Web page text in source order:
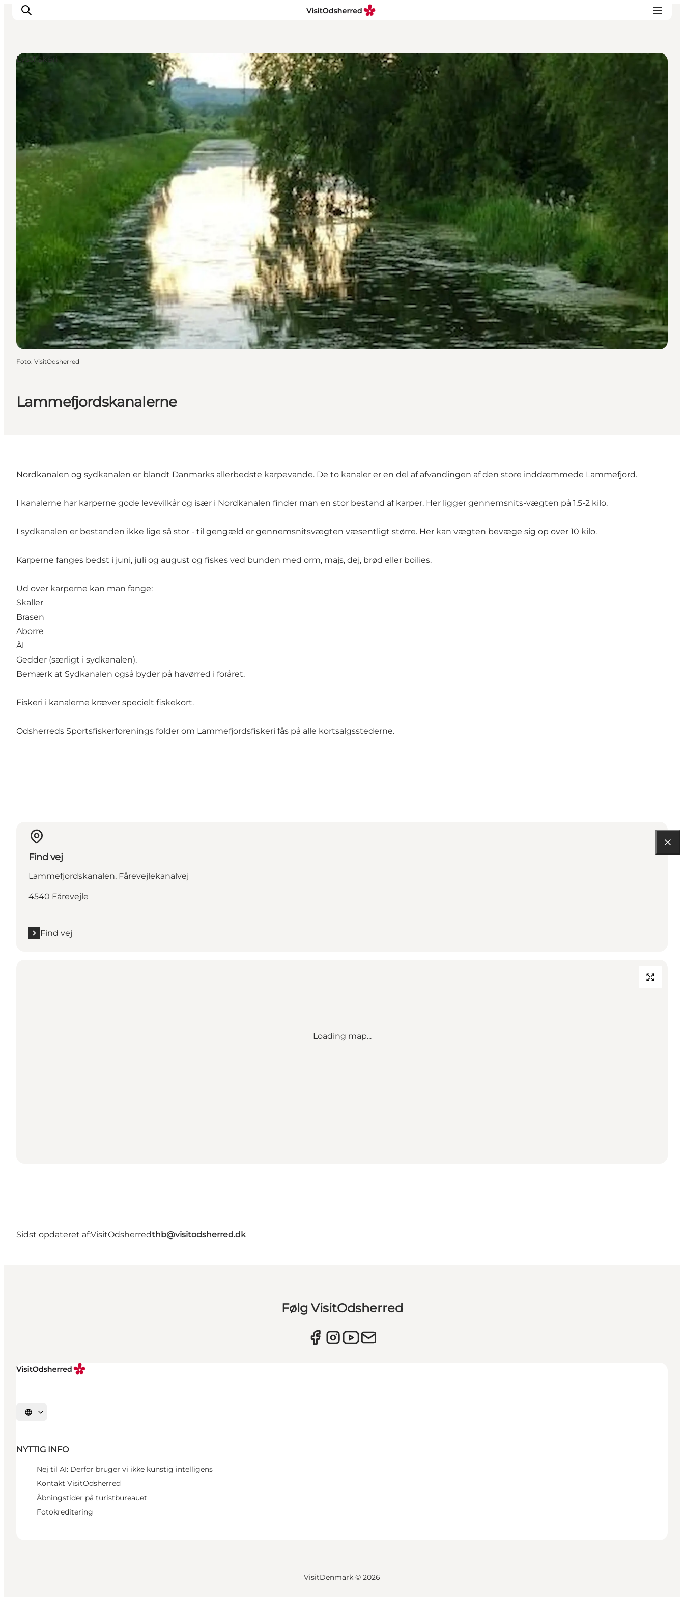
DET SKER
OPLEV
SPIS
OVERNAT
PRAKTISK
NYHEDSBREV
Lammefjordskanalerne
Lystfiskeri
Foto: VisitOdsherred
Nordkanalen og sydkanalen er blandt Danmarks allerbedste karpevande. De to kanaler er en del af afvandingen af den store inddæmmede Lammefjord.
I kanalerne har karperne gode levevilkår og især i Nordkanalen finder man en stor bestand af karper. Her ligger gennemsnits-vægten på 1,5-2 kilo.
I sydkanalen er bestanden ikke lige så stor - til gengæld er gennemsnitsvægten væsentligt større. Her kan vægten bevæge sig op over 10 kilo.
Karperne fanges bedst i juni, juli og august og fiskes ved bunden med orm, majs, dej, brød eller boilies.
Ud over karperne kan man fange:
Skaller
Brasen
Aborre
Ål
Gedder (særligt i sydkanalen).
Bemærk at Sydkanalen også byder på havørred i foråret.
Fiskeri i kanalerne kræver specielt fiskekort.
Odsherreds Sportsfiskerforenings folder om Lammefjordsfiskeri fås på alle kortsalgsstederne.
Find vej
Lammefjordskanalen, Fårevejlekanalvej
4540 Fårevejle
Find vej
Loading map...
Sidst opdateret af:VisitOdsherredthb@visitodsherred.dk
Følg VisitOdsherred
Vælg sprog
NYTTIG INFO
Nej til AI: Derfor bruger vi ikke kunstig intelligens
Kontakt VisitOdsherred
Åbningstider på turistbureauet
Fotokreditering
VisitDenmark © 2026